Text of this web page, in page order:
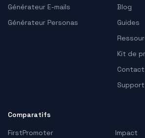
Générateur E-mails
Générateur Personas
Blog
Guides
Kit de
Contact
Support
Comparatifs
FirstPromoter
Impact